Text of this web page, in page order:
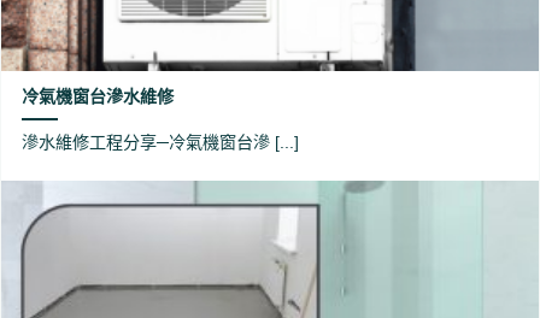
冷氣機窗台滲水維修
滲水維修工程分享─冷氣機窗台滲 [...]